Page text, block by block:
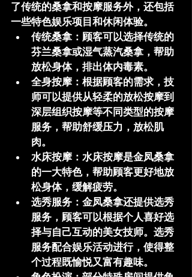
了传统的桑拿和按摩服务外，还包括
一些特色娱乐项目和休闲体验。
传统桑拿 ：顾客可以选择传统的
芬兰桑拿或湿气蒸汽桑拿，帮助
放松身体，排出体内毒素。
全身按摩 ：根据顾客的需求，技
师可以提供从轻柔的放松按摩到
深层组织按摩等不同类型的按摩
服务，帮助舒缓压力，放松肌
肉。
水床按摩 ：水床按摩是金凤桑拿
的一大特色，帮助顾客更好地放
松身体，缓解疲劳。
选秀服务 ：金凤桑拿还提供选秀
服务，顾客可以根据个人喜好选
择与自己互动的美女技师。选秀
服务配合娱乐活动进行，使得整
个过程既愉悦又富有趣味。